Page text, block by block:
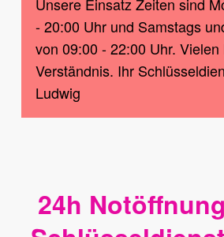
- 20:00 Uhr und Samstags
von 09:00 - 22:00 Uhr.
Verständnis. Ihr
Ludwig
24h